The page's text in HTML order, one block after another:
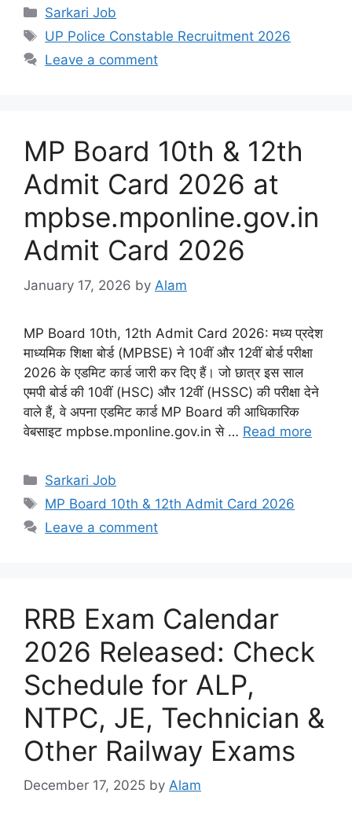
Sarkari Job
UP Police Constable Recruitment 2026
Leave a comment
MP Board 10th & 12th
Admit Card 2026 at
mpbse.mponline.gov.in
Admit Card 2026
January 17, 2026 by Alam
MP Board 10th, 12th Admit Card 2026: मध्य प्रदेश
माध्यमिक शिक्षा बोर्ड (MPBSE) ने 10वीं और 12वीं बोर्ड परीक्षा
2026 के एडमिट कार्ड जारी कर दिए हैं। जो छात्र इस साल
एमपी बोर्ड की 10वीं (HSC) और 12वीं (HSSC) की परीक्षा देने
वाले हैं, वे अपना एडमिट कार्ड MP Board की आधिकारिक
वेबसाइट mpbse.mponline.gov.in से … Read more
Sarkari Job
MP Board 10th & 12th Admit Card 2026
Leave a comment
RRB Exam Calendar
2026 Released: Check
Schedule for ALP,
NTPC, JE, Technician &
Other Railway Exams
December 17, 2025 by Alam